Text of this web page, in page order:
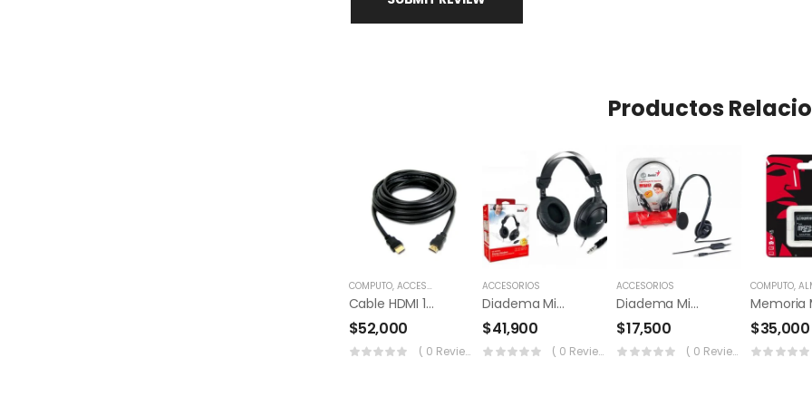
Productos
COMPUTO, ACCESORIOS MONITORES
Cable HDMI 15 Mts
$52,000
( 0 Reviews )
ACCESORIOS
Diadema Microfono Genius Hs-M505x
$41,900
( 0 Reviews )
ACCESORIOS
Diadema Microfono Genius Hs-200c
$17,500
( 0 Reviews )
COMPUTO,
$35,000